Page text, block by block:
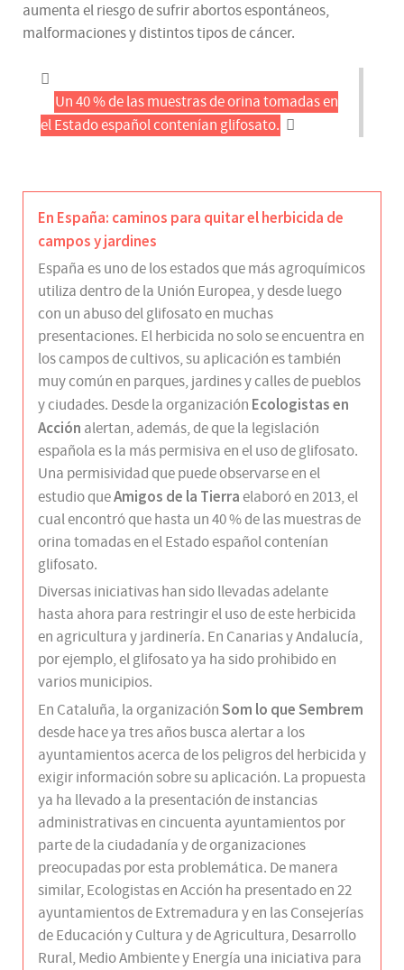
aumenta el riesgo de sufrir abortos espontáneos,
malformaciones y distintos tipos de cáncer.
Un 40 % de las muestras de orina tomadas en
el Estado español contenían glifosato.
En España: caminos para quitar el herbicida de
campos y jardines
España es uno de los estados que más agroquímicos
utiliza dentro de la Unión Europea, y desde luego
con un abuso del glifosato en muchas
presentaciones. El herbicida no solo se encuentra en
los campos de cultivos, su aplicación es también
muy común en parques, jardines y calles de pueblos
y ciudades. Desde la organización Ecologistas en
Acción alertan, además, de que la legislación
española es la más permisiva en el uso de glifosato.
Una permisividad que puede observarse en el
estudio queAmigos de la Tierraelaboró en 2013, el
cual encontró que hasta un 40 % de las muestras de
orina tomadas en el Estado español contenían
glifosato.
Diversas iniciativas han sido llevadas adelante
hasta ahora para restringir el uso de este herbicida
en agricultura y jardinería. En Canarias y Andalucía,
por ejemplo, el glifosato ya ha sido prohibido en
varios municipios.
En Cataluña, la organizaciónSom lo que Sembrem
desde hace ya tres años busca alertar a los
ayuntamientos acerca de los peligros del herbicida y
exigir información sobre su aplicación. La propuesta
ya ha llevado a la presentación de instancias
administrativas en cincuenta ayuntamientos por
parte de la ciudadanía y de organizaciones
preocupadas por esta problemática. De manera
similar, Ecologistas en Acción ha presentado en 22
ayuntamientos de Extremadura y en las Consejerías
de Educación y Cultura y de Agricultura, Desarrollo
Rural, Medio Ambiente y Energía una iniciativa para